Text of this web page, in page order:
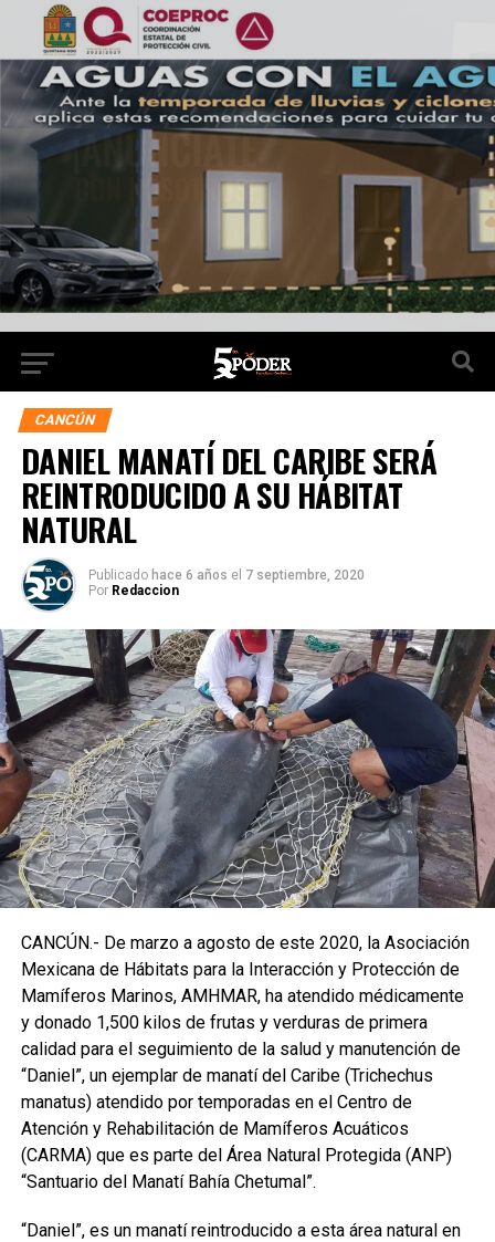
CANCÚN
DANIEL MANATÍ DEL CARIBE SERÁ
REINTRODUCIDO A SU HÁBITAT
NATURAL
Publicado hace 6 años el 7 septiembre, 2020
Por Redaccion
CANCÚN.- De marzo a agosto de este 2020, la Asociación
Mexicana de Hábitats para la Interacción y Protección de
Mamíferos Marinos, AMHMAR, ha atendido médicamente
y donado 1,500 kilos de frutas y verduras de primera
calidad para el seguimiento de la salud y manutención de
“Daniel”, un ejemplar de manatí del Caribe (Trichechus
manatus) atendido por temporadas en el Centro de
Atención y Rehabilitación de Mamíferos Acuáticos
(CARMA) que es parte del Área Natural Protegida (ANP)
“Santuario del Manatí Bahía Chetumal”.
“Daniel”, es un manatí reintroducido a esta área natural en